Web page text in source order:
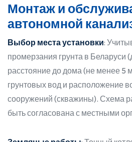
Монтаж и
автономной
Выбор места установки:
промерзания грунта в Беларуси
расстояние до дома (не менее 5
грунтовых вод и расположение
сооружений (скважины). Схема
быть согласована с местными